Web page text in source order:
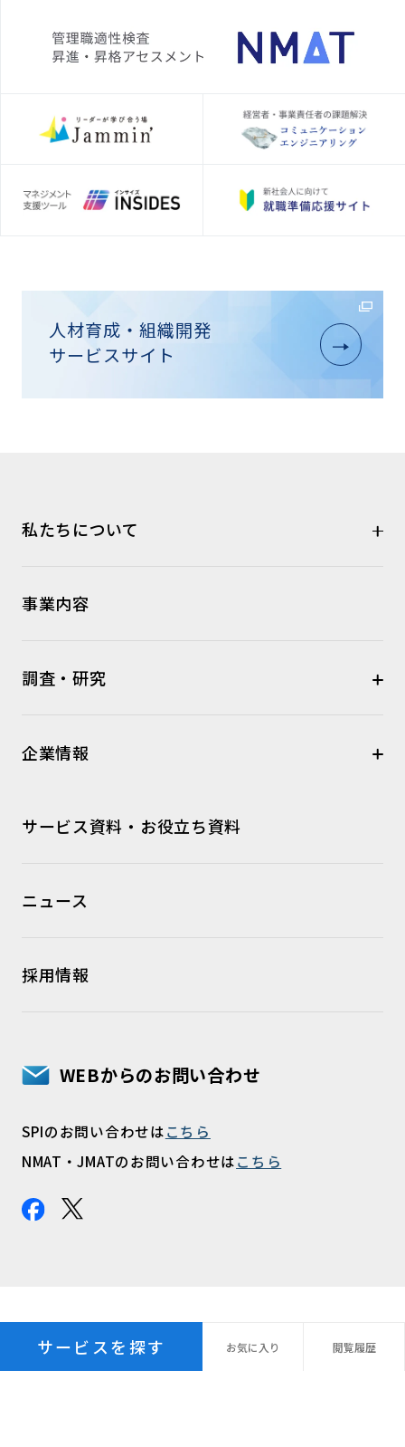
人材育成・組織開発
サービスサイト
サービスを探す お気に 入り 閲覧履歴
私たちについて
事業内容
調査・研究
企業情報
サービス資料・お役立ち資料
ニュース
採用情報
WEBからのお問い合わせ
SPIのお問い合わせはこちら
NMAT・JMATのお問い合わせはこちら
プライバシーポリシー
パーソナルデータ指針